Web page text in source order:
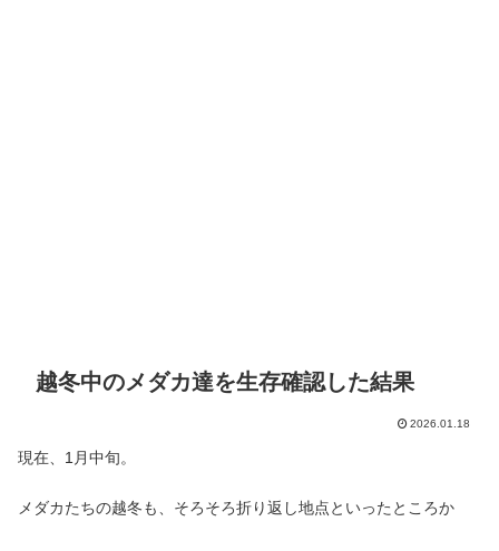
越冬中のメダカ達を生存確認した結果
2026.01.18
現在、1月中旬。
メダカたちの越冬も、そろそろ折り返し地点といったところか